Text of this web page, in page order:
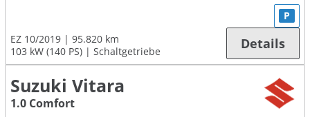
EZ 10/2019
95.820 km
103 kW (140 PS)
Schaltgetriebe
P
Details
Suzuki Vitara
1.0 Comfort